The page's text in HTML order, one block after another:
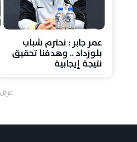
عمر جابر : نحترم شباب
بلوزداد .. وهدفنا تحقيق
نتيجة إيجابية
عرض